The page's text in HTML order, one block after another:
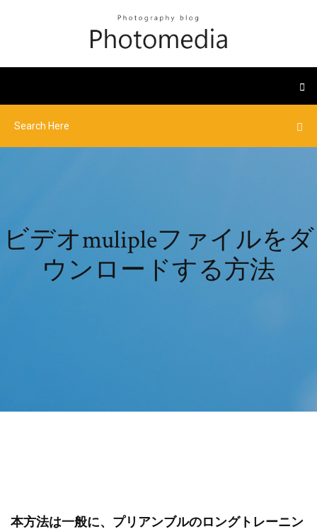
ビデオmulipleファイルをダ
ウンロードする方法
本方法は一般に、プリアンブルのロングトレーニン